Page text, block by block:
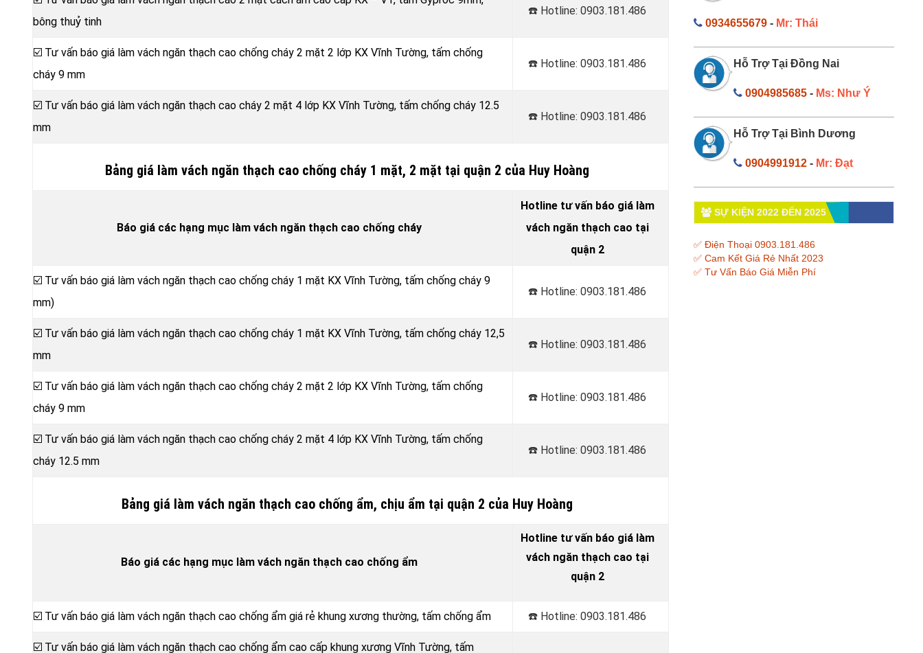
bông thuỷ tinh
☎️ Hotline: 0903.181.486
☑️ Tư vấn báo giá làm vách ngăn thạch cao chống cháy 2 mặt 2 lớp KX Vĩnh Tường, tấm chống
cháy 9 mm
☎️ Hotline: 0903.181.486
☑️ Tư vấn báo giá làm vách ngăn thạch cao cháy 2 mặt 4 lớp KX Vĩnh Tường, tấm chống cháy 12.5
mm
☎️ Hotline: 0903.181.486
Bảng giá làm vách ngăn thạch cao chống cháy 1 mặt, 2 mặt tại quận 2 của Huy Hoàng
Báo giá các hạng mục làm vách ngăn thạch cao chống cháy
Hotline tư vấn báo giá làm
vách ngăn thạch cao tại
quận 2
☑️ Tư vấn báo giá làm vách ngăn thạch cao chống cháy 1 mặt KX Vĩnh Tường, tấm chống cháy 9
mm)
☎️ Hotline: 0903.181.486
☑️ Tư vấn báo giá làm vách ngăn thạch cao chống cháy 1 mặt KX Vĩnh Tường, tấm chống cháy 12,5
mm
☎️ Hotline: 0903.181.486
☑️ Tư vấn báo giá làm vách ngăn thạch cao chống cháy 2 mặt 2 lớp KX Vĩnh Tường, tấm chống
cháy 9 mm
☎️ Hotline: 0903.181.486
☑️ Tư vấn báo giá làm vách ngăn thạch cao chống cháy 2 mặt 4 lớp KX Vĩnh Tường, tấm chống
cháy 12.5 mm
☎️ Hotline: 0903.181.486
Bảng giá làm vách ngăn thạch cao chống ẩm, chịu ẩm tại quận 2 của Huy Hoàng
Báo giá các hạng mục làm vách ngăn thạch cao chống ẩm
Hotline tư vấn báo giá làm
vách ngăn thạch cao tại
quận 2
☑️ Tư vấn báo giá làm vách ngăn thạch cao chống ẩm giá rẻ khung xương thường, tấm chống ẩm ☎️ Hotline: 0903.181.486
☑️ Tư vấn báo giá làm vách ngăn thạch cao chống ẩm cao cấp khung xương Vĩnh Tường, tấm
0934655679- Mr: Thái
Hỗ Trợ Tại Đồng Nai
0904985685 - Ms: Như Ý
Hỗ Trợ Tại Bình Dương
0904991912 - Mr: Đạt
SỰ KIỆN 2022 ĐẾN 2025
✅ Điện Thoại 0903.181.486
✅ Cam Kết Giá Rẻ Nhất 2023
✅ Tư Vấn Báo Giá Miễn Phí